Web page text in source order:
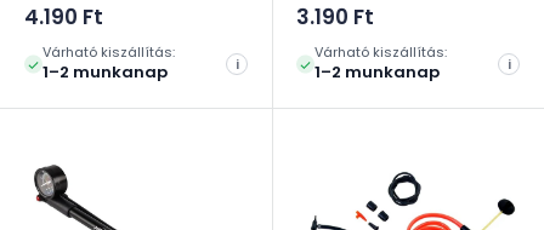
Akciós
4.190 Ft
Várható kiszállítás:
1–2 munkanap i
Akciós
3.190 Ft
Várható kiszállítás:
1–2 munkanap i